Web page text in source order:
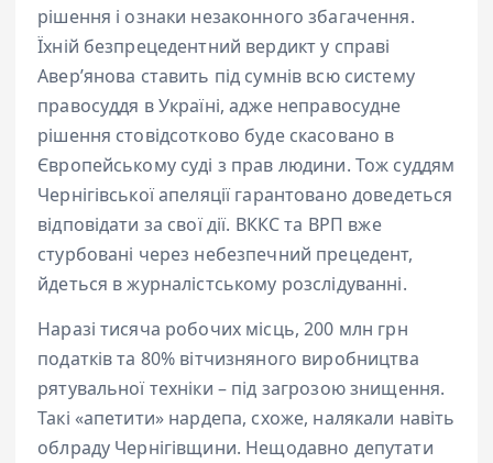
рішення і ознаки незаконного збагачення.
Їхній безпрецедентний вердикт у справі
Авер’янова ставить під сумнів всю систему
правосуддя в Україні, адже неправосудне
рішення стовідсотково буде скасовано в
Європейському суді з прав людини. Тож суддям
Чернігівської апеляції гарантовано доведеться
відповідати за свої дії. ВККС та ВРП вже
стурбовані через небезпечний прецедент,
йдеться в журналістському розслідуванні.
Наразі тисяча робочих місць, 200 млн грн
податків та 80% вітчизняного виробництва
рятувальної техніки – під загрозою знищення.
Такі «апетити» нардепа, схоже, налякали навіть
облраду Чернігівщини. Нещодавно депутати